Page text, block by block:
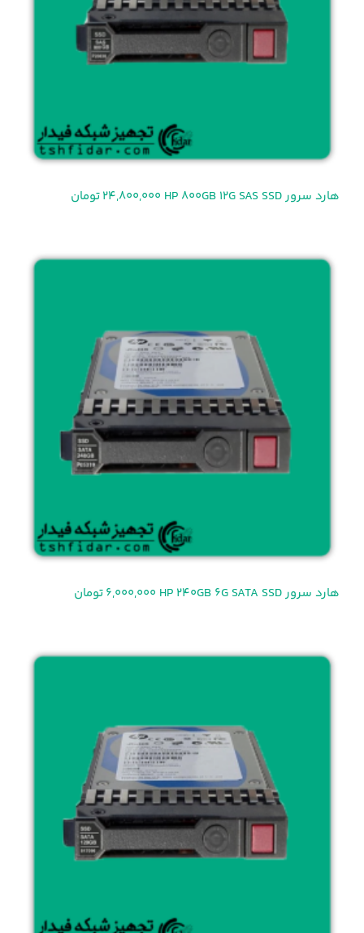
هارد سرور HP 800GB 12G SAS SSD 24,800,000 تومان
هارد سرور HP 240GB 6G SATA SSD 6,000,000 تومان